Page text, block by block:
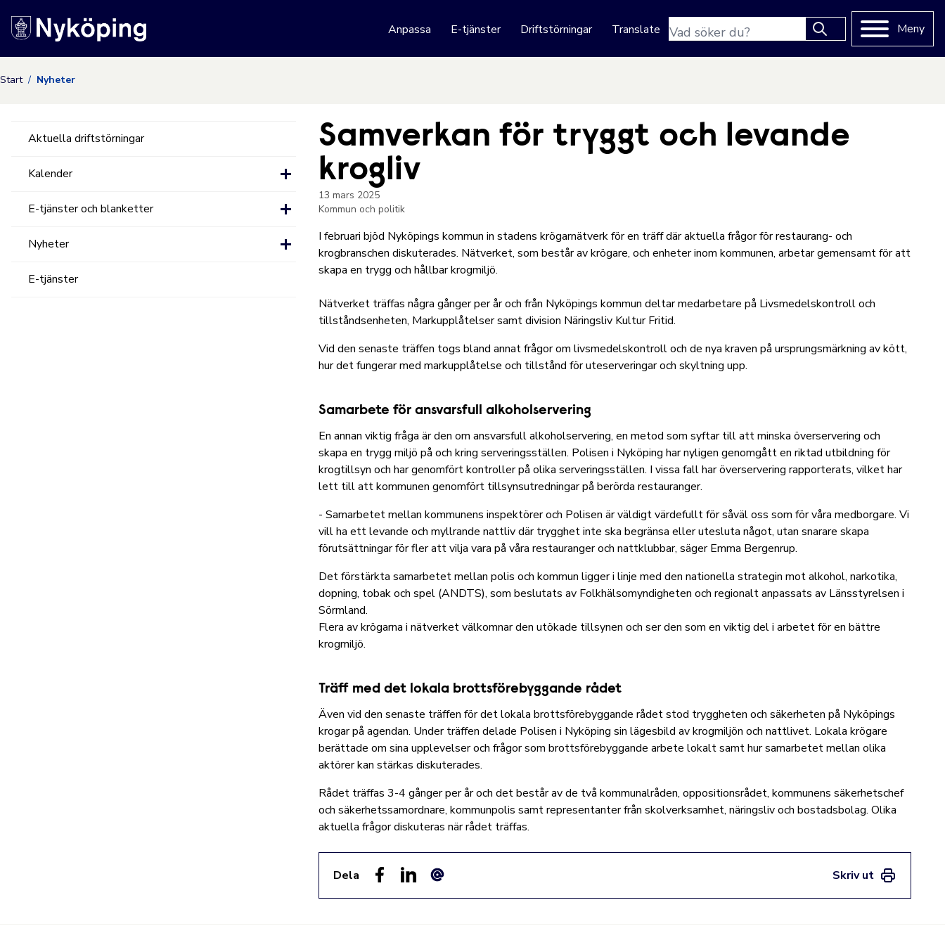
Nyköpings kommuns webbplats
Anpassa E-tjänster Driftstörningar Translate
Sökfras
Meny
Start Nyheter
Samverkan för tryggt och levande
krogliv
13 mars 2025
Kommun och politik
I februari bjöd Nyköpings kommun in stadens krögarnätverk för en träff där aktuella frågor för restaurang- och
krogbranschen diskuterades. Nätverket, som består av krögare, och enheter inom kommunen, arbetar gemensamt för att
skapa en trygg och hållbar krogmiljö.
Nätverket träffas några gånger per år och från Nyköpings kommun deltar medarbetare på Livsmedelskontroll och
tillståndsenheten, Markupplåtelser samt division Näringsliv Kultur Fritid.
Vid den senaste träffen togs bland annat frågor om livsmedelskontroll ochde nya kraven på ursprungsmärkning av kött,
hur det fungerar med markupplåtelse och tillstånd för uteserveringar och skyltning upp.
Samarbete för ansvarsfull alkoholservering
En annan viktig fråga är den om ansvarsfull alkoholservering, en metod som syftar till att minska överservering och
skapa en trygg miljö på och kring serveringsställen. Polisen i Nyköping har nyligen genomgått en riktad utbildning för
krogtillsyn och har genomfört kontroller på olika serveringsställen. I vissa fall har överservering rapporterats, vilket har
lett till att kommunen genomfört tillsynsutredningar på berörda restauranger.
- Samarbetet mellan kommunens inspektörer och Polisen är väldigt värdefullt för såväl oss som för våra medborgare. Vi
vill ha ett levande och myllrande nattliv där trygghet inte ska begränsa eller utesluta något, utan snarare skapa
förutsättningar för fler att vilja vara på våra restauranger och nattklubbar, säger Emma Bergenrup.
Det förstärkta samarbetet mellan polis och kommun ligger i linje med den nationella strategin mot alkohol, narkotika,
dopning, tobak och spel (ANDTS), som beslutats av Folkhälsomyndigheten och regionalt anpassats av Länsstyrelsen i
Sörmland.
Flera av krögarna i nätverket välkomnar den utökade tillsynen och ser den som en viktig del i arbetet för en bättre
krogmiljö.
Träff med det lokala brottsförebyggande rådet
Även vid den senaste träffen fördet lokala brottsförebyggande rådetstod tryggheten och säkerheten på Nyköpings
krogar på agendan. Under träffen delade Polisen i Nyköping sin lägesbild av krogmiljön och nattlivet. Lokala krögare
berättade om sina upplevelser och frågor som brottsförebyggande arbete lokalt samt hur samarbetet mellan olika
aktörer kan stärkas diskuterades.
Rådet träffas 3-4 gånger per år och det består av de två kommunalråden, oppositionsrådet, kommunens säkerhetschef
och säkerhetssamordnare, kommunpolis samt representanter från skolverksamhet, näringsliv och bostadsbolag. Olika
aktuella frågor diskuteras när rådet träffas.
Dela
Skriv ut
Aktuella driftstörningar
Kalender
E-tjänster och blanketter
Nyheter
E-tjänster